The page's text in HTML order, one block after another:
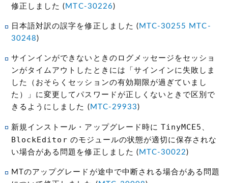
修正しました ( MTC-30226 )
日本語対訳の誤字を修正しました ( MTC-30255 MTC-
30248 )
サインインができないときのログメッセージをセッショ
ンがタイムアウトしたときには「サインインに失敗しま
した（おそらくセッションの有効期限が過ぎていまし
た）」に変更してパスワードが正しくないときで区別で
きるようにしました ( MTC-29933 )
新規インストール・アップグレード時に TinyMCE5 、
BlockEditor のモジュールの状態が適切に保存されな
い場合がある問題を修正しました ( MTC-30022 )
MTのアップグレードが途中で中断される場合がある問題